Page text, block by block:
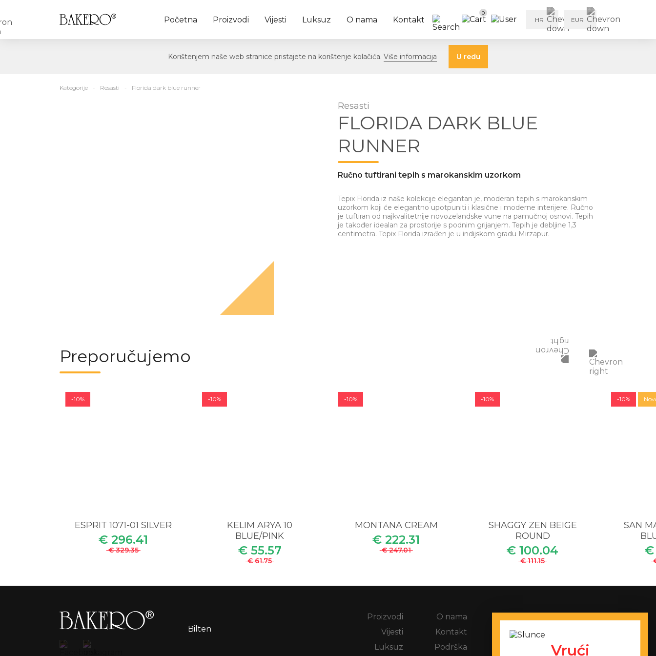
Početna Proizvodi Vijesti Luksuz O nama Kontakt
0
HR EUR
Korištenjem naše web stranice pristajete na korištenje kolačića. Više informacija U redu
Kategorije Resasti Florida dark blue runner
Resasti
FLORIDA DARK BLUE
RUNNER
Ručno tuftirani tepih s marokanskim uzorkom
Tepiх Florida iz naše kolekcije elegantan je, moderan tepih s marokanskim
uzorkom koji će elegantno upotpuniti i klasične i moderne interijere. Ručno
je tuftiran od najkvalitetnije novozelandske vune na pamučnoj osnovi. Tepih
je također idealan za prostorije s podnim grijanjem. Tepih je debljine 1,3
centimetra. Tepiх Florida izrađen je u indijskom gradu Mirzapur.
Preporučujemo
-10%
ESPRIT 1071-01 SILVER
€ 296.41
€ 329.35
-10%
KELIM ARYA 10
BLUE/PINK
€ 55.57
€ 61.75
-10%
MONTANA CREAM
€ 222.31
€ 247.01
-10%
SHAGGY ZEN BEIGE
ROUND
€ 100.04
€ 111.15
-10%
SAN
€
Bilten
Proizvodi
Vijesti
Luksuz
O nama
Kontakt
Podrška
Postupak za pritužbe
Zaštita osobnih podataka
Vrući